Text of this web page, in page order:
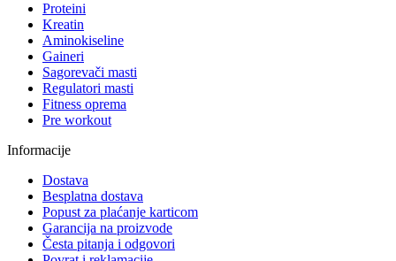
Proteini
Kreatin
Aminokiseline
Gaineri
Sagorevači masti
Regulatori masti
Fitness oprema
Pre workout
Informacije
Dostava
Besplatna dostava
Popust za plaćanje karticom
Garancija na proizvode
Česta pitanja i odgovori